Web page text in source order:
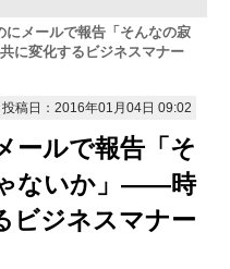
にメールで報告「そんなの寂
に変化するビジネスマナー
投稿日：2016年01月04日 09:02
ールで報告「そ
ないか」――時
ビジネスマナー